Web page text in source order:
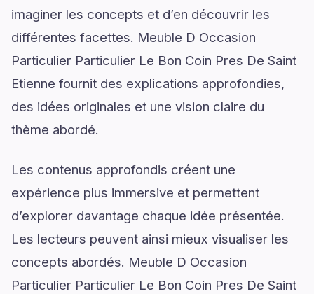
imaginer les concepts et d’en découvrir les
différentes facettes. Meuble D Occasion
Particulier Particulier Le Bon Coin Pres De Saint
Etienne fournit des explications approfondies,
des idées originales et une vision claire du
thème abordé.
Les contenus approfondis créent une
expérience plus immersive et permettent
d’explorer davantage chaque idée présentée.
Les lecteurs peuvent ainsi mieux visualiser les
concepts abordés. Meuble D Occasion
Particulier Particulier Le Bon Coin Pres De Saint